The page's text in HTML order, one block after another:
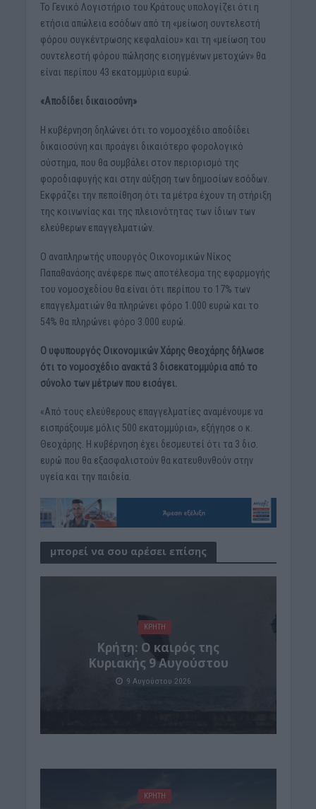
Το Γενικό Λογιστήριο του Κράτους υπολογίζει ότι η
ετήσια απώλεια εσόδων από τη «μείωση συντελεστή
φόρου συγκέντρωσης κεφαλαίου» και τη «μείωση του
συντελεστή φόρου πώλησης εισηγμένων μετοχών» θα
είναι περίπου 43 εκατομμύρια ευρώ.
«Αποδίδει δικαιοσύνη»
Η κυβέρνηση δηλώνει ότι το νομοσχέδιο αποδίδει
δικαιοσύνη και προάγει δικαιότερο φορολογικό
σύστημα, που θα συμβάλει στον περιορισμό της
φοροδιαφυγής και στην αύξηση των δημοσίων εσόδων.
Εκφράζει την πεποίθηση ότι τα μέτρα έχουν τη στήριξη
της κοινωνίας και της πλειονότητας των ίδιων των
ελεύθερων επαγγελματιών.
Ο αναπληρωτής υπουργός Οικονομικών Νίκος
Παπαθανάσης ανέφερε πως αποτέλεσμα της εφαρμογής
του νομοσχεδίου θα είναι ότι περίπου το 17% των
επαγγελματιών θα πληρώνει φόρο 1.000 ευρώ και το
54% θα πληρώνει φόρο 3.000 ευρώ.
Ο υφυπουργός Οικονομικών Χάρης Θεοχάρης δήλωσε
ότι το νομοσχέδιο ανακτά 3 δισεκατομμύρια από το
σύνολο των μέτρων που εισάγει.
«Από τους ελεύθερους επαγγελματίες αναμένουμε να
εισπράξουμε μόλις 500 εκατομμύρια», εξήγησε ο κ.
Θεοχάρης. Η κυβέρνηση έχει δεσμευτεί ότι τα 3 δισ.
ευρώ που θα εξασφαλιστούν θα κατευθυνθούν στην
υγεία και την παιδεία.
μπορεί να σου αρέσει επίσης
ΚΡΗΤΗ
Κρήτη: Ο καιρός της
Κυριακής 9 Αυγούστου
9 Αυγούστου 2026
ΚΡΗΤΗ